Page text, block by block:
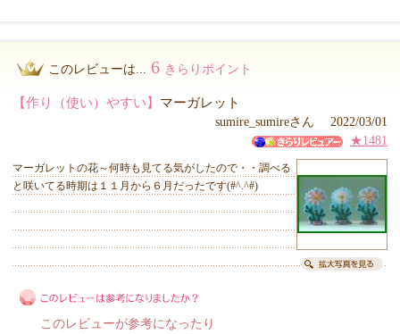
このレビューは... 6 きらりポイント
【作り（使い）やすい】 マーガレット
sumire_sumireさん 2022/03/01
★1481
マーガレットの花～何時も見てる気がしたので・・調べる
と咲いてる時期は１１月から６月だったです(#^.^#)
このレビューが参考になったり